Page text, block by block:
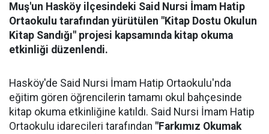
Muş'un Hasköy ilçesindeki Said Nursi İmam Hatip
Ortaokulu tarafından yürütülen "Kitap Dostu Okulun
Kitap Sandığı" projesi kapsamında kitap okuma
etkinliği düzenlendi.
Hasköy'de Said Nursi İmam Hatip Ortaokulu'nda
eğitim gören öğrencilerin tamamı okul bahçesinde
kitap okuma etkinliğine katıldı. Said Nursi İmam Hatip
Ortaokulu idarecileri tarafından "Farkımız Okumak